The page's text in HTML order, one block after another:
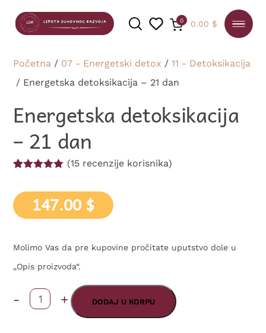
0 0.00 $
Početna / 07 - Energetski detox /11 - Detoksikacija
/ Energetska detoksikacija – 21 dan
Energetska detoksikacija
– 21 dan
na osnovu
ocena
kupaca
(15recenzije korisnika)
147.00$
Molimo Vas da pre kupovine pročitate uputstvo dole u
„Opis proizvoda“.
-
Energetska
detoksikacija
+ DODAJ U KORPU